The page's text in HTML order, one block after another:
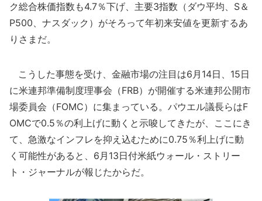
ク総合株価指数も4.7％下げ、主要3指数（ダウ平均、S＆
P500、ナスダック）がそろって年初来安値を更新するあ
りさまだ。
こうした事態を受け、金融市場の注目は6月14日、15日
に米連邦準備制度理事会（FRB）が開催する米連邦公開市
場委員会（FOMC）に集まっている。パウエル議長らはF
OMCで0.5％の利上げに動くと示唆してきたが、ここにき
て、急激なインフレを抑え込むために0.75％利上げに動
く可能性があると、6月13日付米紙ウォール・ストリー
ト・ジャーナルが報じたからだ。